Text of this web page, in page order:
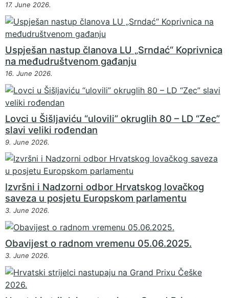
17. June 2026.
Uspješan nastup članova LU „Srndać“ Koprivnica
na međudruštvenom gađanju
16. June 2026.
Lovci u Šišljaviću “ulovili” okruglih 80 – LD “Zec”
slavi veliki rođendan
9. June 2026.
Izvršni i Nadzorni odbor Hrvatskog lovačkog
saveza u posjetu Europskom parlamentu
3. June 2026.
Obavijest o radnom vremenu 05.06.2025.
3. June 2026.